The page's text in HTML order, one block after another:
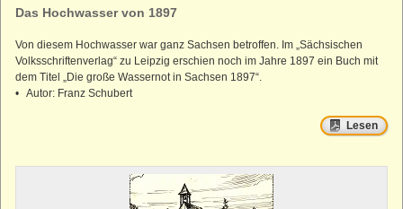
Das Hochwasser von 1897
Von diesem Hochwasser war ganz Sachsen betroffen. Im „Sächsischen
Volksschriftenverlag“ zu Leipzig erschien noch im Jahre 1897 ein Buch mit
dem Titel „Die große Wassernot in Sachsen 1897“.
• Autor: Franz Schubert
Lesen